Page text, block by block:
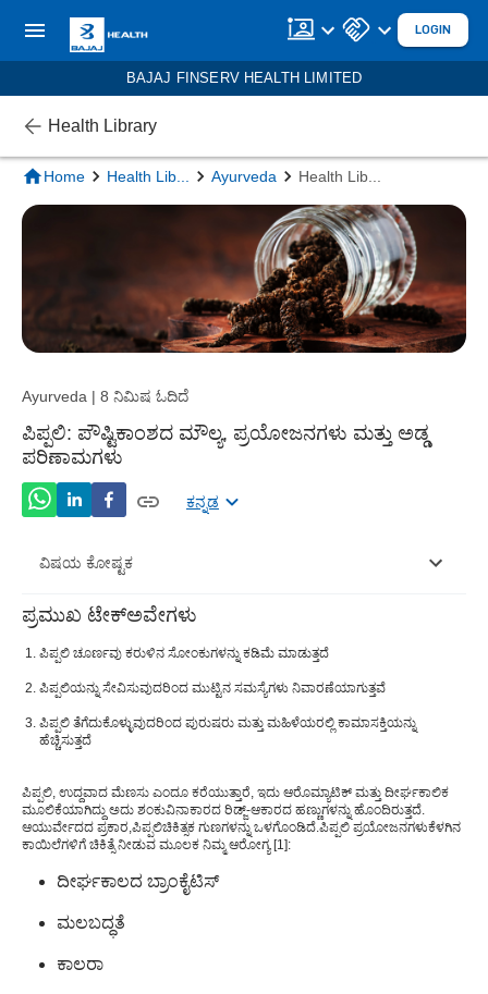
LOGIN
BAJAJ FINSERV HEALTH LIMITED
Health Library
Home Health Lib Ayurveda Health Lib
Ayurveda | 8 ನಿಮಿಷ ಓದಿದೆ
ಪಿಪ್ಪಲಿ: ಪೌಷ್ಟಿಕಾಂಶದ ಮೌಲ್ಯ, ಪ್ರಯೋಜನಗಳು ಮತ್ತು ಅಡ್ಡ
ಪರಿಣಾಮಗಳು
ಕನ್ನಡ
ವಿಷಯ ಕೋಷ್ಟಕ
ಪಿಪ್ಪಲಿಅಡ್ಡ ಪರಿಣಾಮಗಳು
ಪಿಪ್ಪಲಿಮುನ್ನೆಚ್ಚರಿಕೆ ಸಲಹೆಗಳು
ಪ್ರಮುಖ ಟೇಕ್ಅವೇಗಳು
ಪಿಪ್ಪಲಿ ಚೂರ್ಣವು ಕರುಳಿನ ಸೋಂಕುಗಳನ್ನು ಕಡಿಮೆ ಮಾಡುತ್ತದೆ
ಪಿಪ್ಪಲಿಯನ್ನು ಸೇವಿಸುವುದರಿಂದ ಮುಟ್ಟಿನ ಸಮಸ್ಯೆಗಳು ನಿವಾರಣೆಯಾಗುತ್ತವೆ
ಪಿಪ್ಪಲಿ ತೆಗೆದುಕೊಳ್ಳುವುದರಿಂದ ಪುರುಷರು ಮತ್ತು ಮಹಿಳೆಯರಲ್ಲಿ ಕಾಮಾಸಕ್ತಿಯನ್ನು
ಹೆಚ್ಚಿಸುತ್ತದೆ
ಪಿಪ್ಪಲಿ, ಉದ್ದವಾದ ಮೆಣಸು ಎಂದೂ ಕರೆಯುತ್ತಾರೆ, ಇದು ಆರೊಮ್ಯಾಟಿಕ್ ಮತ್ತು ದೀರ್ಘಕಾಲಿಕ
ಮೂಲಿಕೆಯಾಗಿದ್ದು ಅದು ಶಂಕುವಿನಾಕಾರದ ರಿಡ್ಜ್-ಆಕಾರದ ಹಣ್ಣುಗಳನ್ನು ಹೊಂದಿರುತ್ತದೆ.
ಆಯುರ್ವೇದದ ಪ್ರಕಾರ,ಪಿಪ್ಪಲಿಚಿಕಿತ್ಸಕ ಗುಣಗಳನ್ನು ಒಳಗೊಂಡಿದೆ.ಪಿಪ್ಪಲಿ ಪ್ರಯೋಜನಗಳುಕೆಳಗಿನ
ಕಾಯಿಲೆಗಳಿಗೆ ಚಿಕಿತ್ಸೆ ನೀಡುವ ಮೂಲಕ ನಿಮ್ಮ ಆರೋಗ್ಯ [1]:
ದೀರ್ಘಕಾಲದ ಬ್ರಾಂಕೈಟಿಸ್
ಮಲಬದ್ಧತೆ
ಕಾಲರಾ